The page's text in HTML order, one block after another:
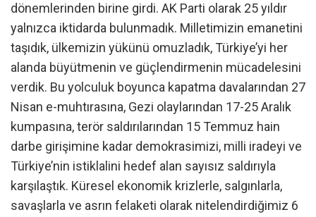
dönemlerinden birine girdi. AK Parti olarak 25 yıldır
yalnızca iktidarda bulunmadık. Milletimizin emanetini
taşıdık, ülkemizin yükünü omuzladık, Türkiye’yi her
alanda büyütmenin ve güçlendirmenin mücadelesini
verdik. Bu yolculuk boyunca kapatma davalarından 27
Nisan e-muhtırasına, Gezi olaylarından 17-25 Aralık
kumpasına, terör saldırılarından 15 Temmuz hain
darbe girişimine kadar demokrasimizi, milli iradeyi ve
Türkiye’nin istiklalini hedef alan sayısız saldırıyla
karşılaştık. Küresel ekonomik krizlerle, salgınlarla,
savaşlarla ve asrın felaketi olarak nitelendirdiğimiz 6